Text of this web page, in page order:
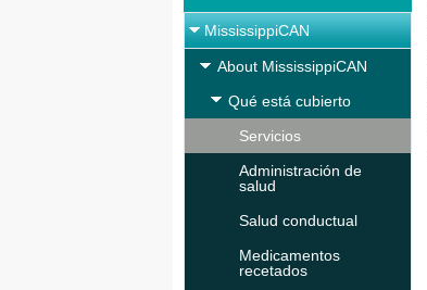
MississippiCAN
About MississippiCAN
Qué está cubierto
Servicios
Administración de
salud
Salud conductual
Medicamentos
recetados